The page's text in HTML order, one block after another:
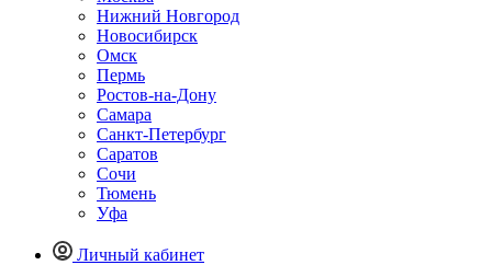
Нижний Новгород
Новосибирск
Омск
Пермь
Ростов-на-Дону
Самара
Санкт-Петербург
Саратов
Сочи
Тюмень
Уфа
Личный кабинет